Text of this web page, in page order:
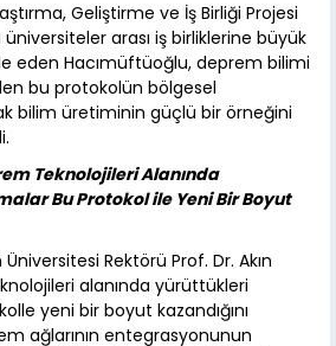
Geliştirme ve İş Birliği Projesi
üniversiteler arası iş birliklerine büyük
eden Hacımüftüoğlu, deprem bilimi
bu protokolün bölgesel
bilim üretiminin güçlü bir örneğini
Teknolojileri Alanında
Bu Protokol ile Yeni Bir Boyut
Üniversitesi Rektörü Prof. Dr. Akın
alanında yürüttükleri
yeni bir boyut kazandığını
ağlarının entegrasyonunun